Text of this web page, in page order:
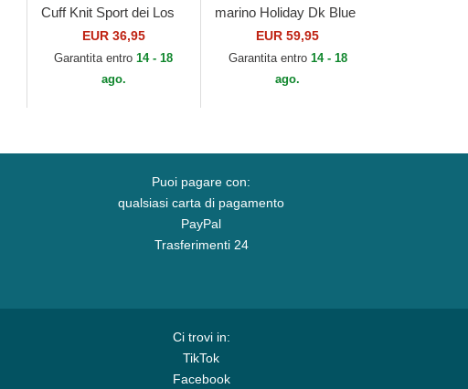
Cuff Knit Sport dei Los
Angeles Dodgers MLB
di New Era
EUR 36,95
Garantita entro14 - 18
ago.
marino Holiday Dk Blue
di KangolEUR 59,95
Garantita entro 14 - 18
ago.
Puoi pagare con:
qualsiasi carta di pagamento
PayPal
Trasferimenti 24
Ci trovi in:
TikTok
Facebook